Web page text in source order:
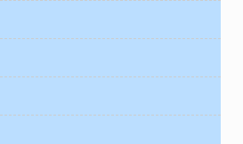
器類